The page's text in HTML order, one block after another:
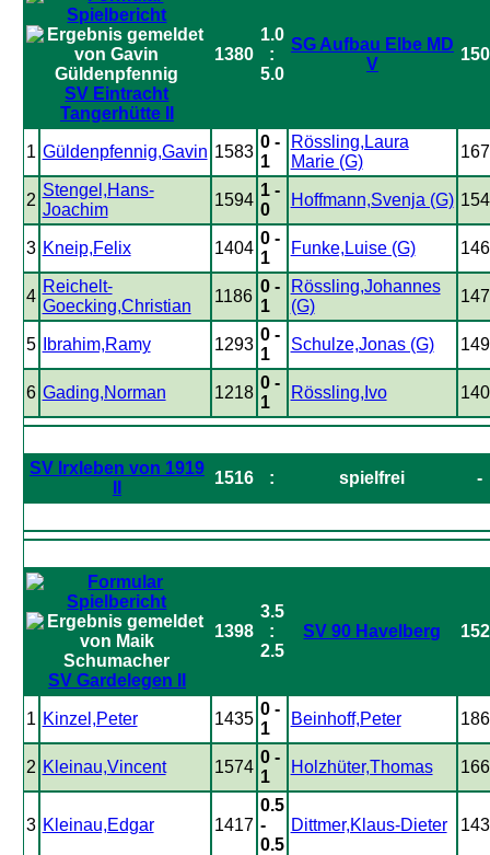
SV Eintracht
Tangerhütte II
1380
1.0
:
5.0
SG Aufbau Elbe MD
V
1 Güldenpfennig,Gavin 1583
0 -
1
Rössling,Laura
Marie (G)
2
Stengel,Hans-
Joachim
1594
1 -
0
Hoffmann,Svenja (G)
3 Kneip,Felix 1404
0 -
1
Funke,Luise (G)
4
Reichelt-
Goecking,Christian
1186
0 -
1
Rössling,Johannes
(G)
5 Ibrahim,Ramy 1293
0 -
1
Schulze,Jonas (G)
6 Gading,Norman 1218
0 -
1
Rössling,Ivo
SV Irxleben von 1919
1516 : spielfrei -
SV Gardelegen II
1398
3.5
:
2.5
SV 90 Havelberg
1 Kinzel,Peter 1435
0 -
1
Beinhoff,Peter
2 Kleinau,Vincent 1574
0 -
1
Holzhüter,Thomas
3 Kleinau,Edgar 1417
0.5
-
0.5
Dittmer,Klaus-Dieter